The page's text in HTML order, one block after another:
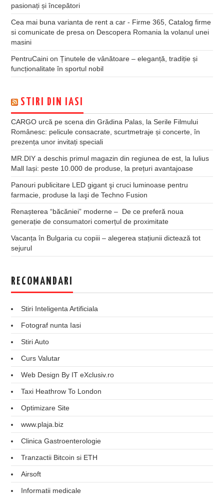
pasionați și începători
Cea mai buna varianta de rent a car - Firme 365, Catalog firme
si comunicate de presa on Descopera Romania la volanul unei
masini
PentruCaini onȚinutele de vânătoare – eleganță, tradiție și
funcționalitate în sportul nobil
STIRI DIN IASI
CARGO urcă pe scena din Grădina Palas, la Serile Filmului
Românesc: pelicule consacrate, scurtmetraje și concerte, în
prezența unor invitați speciali
MR.DIY a deschis primul magazin din regiunea de est, la Iulius
Mall Iași: peste 10.000 de produse, la prețuri avantajoase
Panouri publicitare LED gigant şi cruci luminoase pentru
farmacie, produse la Iaşi de Techno Fusion
Renașterea “băcăniei” moderne – De ce preferă noua
generație de consumatori comerțul de proximitate
Vacanța în Bulgaria cu copiii – alegerea stațiunii dictează tot
sejurul
RECOMANDARI
Stiri Inteligenta Artificiala
Fotograf nunta Iasi
Stiri Auto
Curs Valutar
Web Design By IT eXclusiv.ro
Taxi Heathrow To London
Optimizare Site
www.plaja.biz
Clinica Gastroenterologie
Tranzactii Bitcoin si ETH
Airsoft
Informatii medicale